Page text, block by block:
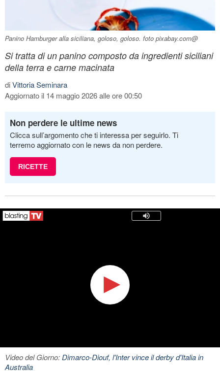
Panino Hamburger alla siciliana, goloso, goloso. foto pixabay.com@
Si tratta di un panino composto da ingredienti siciliani
della terra e carne macinata
diVittoria Seminara
Aggiornato il 14 maggio 2026 alle ore 00:50
Non perdere le ultime news
Clicca sull’argomento che ti interessa per seguirlo. Ti
terremo aggiornato con le news da non perdere.
RICETTE
Video del Giorno:Dimarco-Diouf, l'Inter vince il derby d'Italia in
Australia